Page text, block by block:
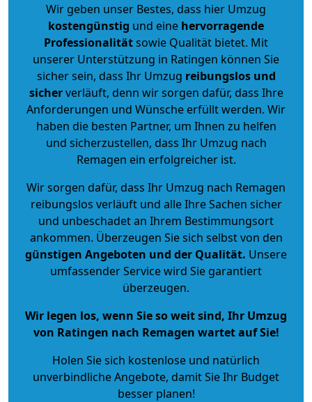
Wir geben unser Bestes, dass hier Umzug
kostengünstig und eine hervorragende
Professionalitätsowie Qualität bietet. Mit
unserer Unterstützung in Ratingen können Sie
sicher sein, dass Ihr Umzug reibungslos und
sicherverläuft, denn wir sorgen dafür, dass Ihre
Anforderungen und Wünsche erfüllt werden. Wir
haben die besten Partner, um Ihnen zu helfen
und sicherzustellen, dass Ihr Umzug nach
Remagen ein erfolgreicher ist.
Wir sorgen dafür, dass Ihr Umzug nach Remagen
reibungslos verläuft und alle Ihre Sachen sicher
und unbeschadet an Ihrem Bestimmungsort
ankommen. Überzeugen Sie sich selbst von den
günstigen Angeboten und der Qualität. Unsere
umfassender Service wird Sie garantiert
überzeugen.
Wir legen los, wenn Sie so weit sind, Ihr Umzug
von Ratingen nach Remagen wartet auf Sie!
Holen Sie sich kostenlose und natürlich
unverbindliche Angebote, damit Sie Ihr Budget
besser planen!